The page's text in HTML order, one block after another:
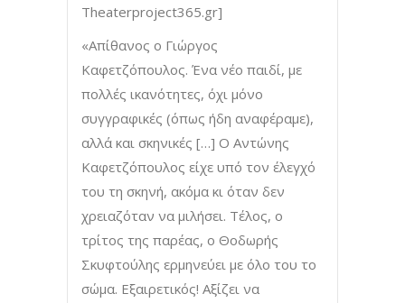
Theaterproject365.gr]
«Απίθανος ο Γιώργος
Καφετζόπουλος. Ένα νέο παιδί, με
πολλές ικανότητες, όχι μόνο
συγγραφικές (όπως ήδη αναφέραμε),
αλλά και σκηνικές […] Ο Αντώνης
Καφετζόπουλος είχε υπό τον έλεγχό
του τη σκηνή, ακόμα κι όταν δεν
χρειαζόταν να μιλήσει. Τέλος, ο
τρίτος της παρέας, ο Θοδωρής
Σκυφτούλης ερμηνεύει με όλο του το
σώμα. Εξαιρετικός! Αξίζει να